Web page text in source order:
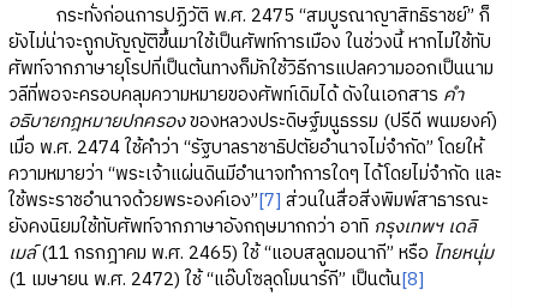
กระทั่งก่อนการปฏิวัติ พ.ศ. 2475 “สมบูรณาญาสิทธิราชย์” ก็
ยังไม่น่าจะถูกบัญญัติขึ้นมาใช้เป็นศัพท์การเมือง ในช่วงนี้ หากไม่ใช้ทับ
ศัพท์จากภาษายุโรปที่เป็นต้นทางก็มักใช้วิธีการแปลความออกเป็นนาม
วลีที่พอจะครอบคลุมความหมายของศัพท์เดิมได้ ดังในเอกสาร คำ
อธิบายกฎหมายปกครองของหลวงประดิษฐ์มนูธรรม (ปรีดี พนมยงค์)
เมื่อ พ.ศ. 2474 ใช้คำว่า “รัฐบาลราชาธิปตัยอำนาจไม่จำกัด” โดยให้
ความหมายว่า “พระเจ้าแผ่นดินมีอำนาจทำการใดๆ ได้โดยไม่จำกัด และ
ใช้พระราชอำนาจด้วยพระองค์เอง”[7] ส่วนในสื่อสิ่งพิมพ์สาธารณะ
ยังคงนิยมใช้ทับศัพท์จากภาษาอังกฤษมากกว่า อาทิ กรุงเทพฯ เดลิ
เมล์(11 กรกฎาคม พ.ศ. 2465) ใช้ “แอบสลูดมอนากี” หรือ ไทยหนุ่ม
(1 เมษายน พ.ศ. 2472) ใช้ “แอ๊บโซลุดโมนาร์กี” เป็นต้น[8]